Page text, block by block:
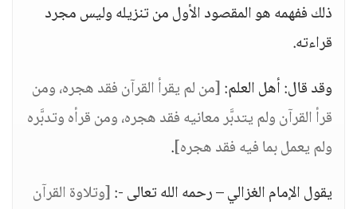
ذلك ففهمه هو المقصود الأول من تنزيله وليس مجرد
قراءته.
وقد قال: أهل العلم:[من لم يقرأ القرآن فقد هجره، ومن
قرأ القرآن ولم يتدبَّر معانيه فقد هجره، ومن قرأه وتدبَّره
ولم يعمل بما فيه فقد هجره].
يقول الإمام الغزالي – رحمه الله تعالى -:[وتلاوة القرآن